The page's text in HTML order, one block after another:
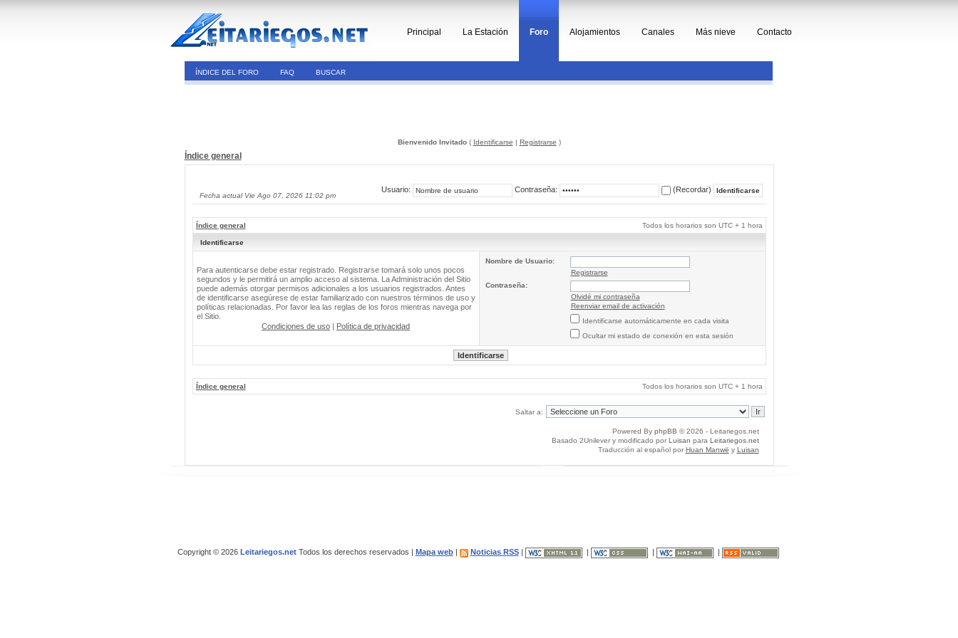
Principal La Estación Foro Alojamientos Canales Más nieve Contacto
ÍNDICE DEL FORO FAQ BUSCAR
Bienvenido Invitado( Identificarse | Registrarse )
Índice general
Fecha actual Vie Ago 07, 2026 11:02 pm
Usuario: Contraseña: (Recordar)
Índice general Todos los horarios son UTC + 1 hora
Identificarse
Para autenticarse debe estar registrado. Registrarse tomará solo unos pocos
segundos y le permitirá un amplio acceso al sistema. La Administración del Sitio
puede además otorgar permisos adicionales a los usuarios registrados. Antes
de identificarse asegúrese de estar familiarizado con nuestros términos de uso y
políticas relacionadas. Por favor lea las reglas de los foros mientras navega por
el Sitio.
Condiciones de uso | Política de privacidad
Nombre de Usuario:
Registrarse
Contraseña:
Olvidé mi contraseña
Reenviar email de activación
Identificarse automáticamente en cada visita
Ocultar mi estado de conexión en esta sesión
Índice general Todos los horarios son UTC + 1 hora
Saltar a:
Powered By phpBB © 2026 - Leitariegos.net
Basado 2Unilever y modificado por Luisan para Leitariegos.net
Traducción al español por Huan Manwë y Luisan
Copyright © 2026 Leitariegos.netTodos los derechos reservados | Mapa web| Noticias RSS|